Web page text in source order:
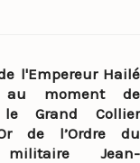
l'Empereur Hailé
au moment de
le Grand Collier
de l’Ordre du
Jean-